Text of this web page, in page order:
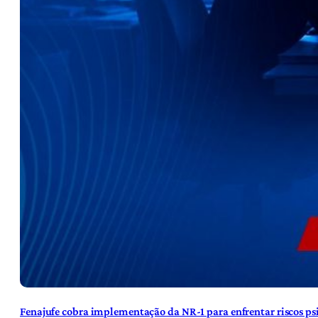
Fenajufe cobra implementação da NR-1 para enfrentar riscos